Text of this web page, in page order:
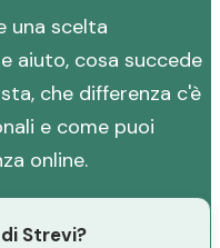
una scelta
aiuto, cosa succede
che differenza c'è
e come puoi
online.
Strevi?